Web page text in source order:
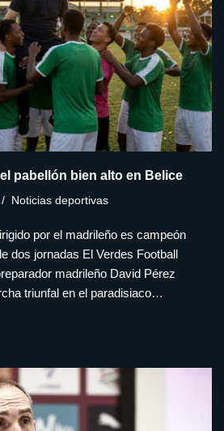
pabellón bien alto en Belice
Noticias deportivas
por el madrileño es campeón
dos jornadas El Verdes Football
madrileño David Pérez
triunfal en el paradisiaco…